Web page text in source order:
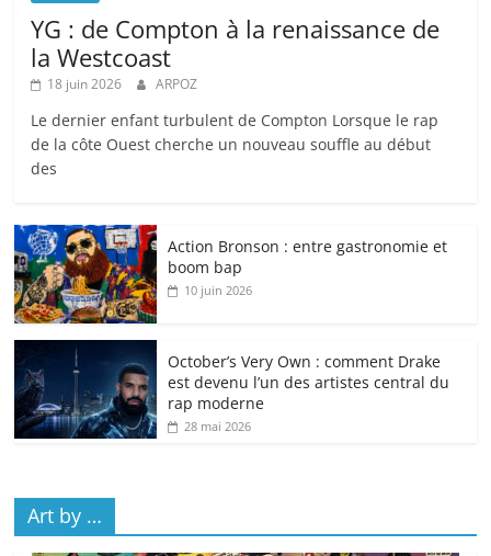
YG : de Compton à la renaissance de
la Westcoast
18 juin 2026 ARPOZ
Le dernier enfant turbulent de Compton Lorsque le rap
de la côte Ouest cherche un nouveau souffle au début
des
Action Bronson : entre gastronomie et
boom bap
10 juin 2026
October’s Very Own : comment Drake
est devenu l’un des artistes central du
rap moderne
28 mai 2026
Art by …